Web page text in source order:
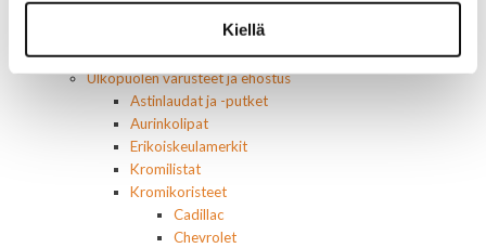
Kiellä
Muut merkit
Tarrat
Ulkopuolen varusteet ja ehostus
Astinlaudat ja -putket
Aurinkolipat
Erikoiskeulamerkit
Kromilistat
Kromikoristeet
Cadillac
Chevrolet